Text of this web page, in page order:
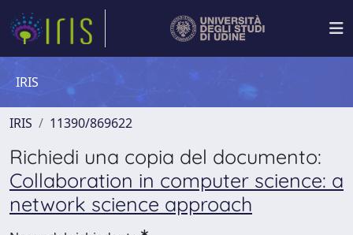
IRIS
IRIS 11390/869622
Richiedi una copia del documento:
Collaboration in computer science: a
network science approach